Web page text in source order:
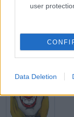
user
Data Deletion